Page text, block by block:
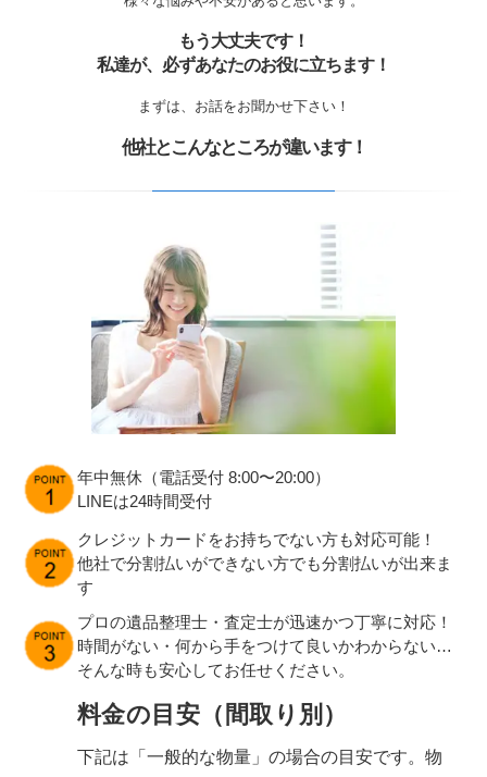
もう大丈夫です！
私達が、必ずあなたのお役に立ちます！
まずは、お話をお聞かせ下さい！
他社とこんなところが違います！
年中無休（電話受付 8:00〜20:00）
LINEは24時間受付
クレジットカードをお持ちでない方も対応可能！
他社で分割払いができない方でも分割払いが出来ま
す
プロの遺品整理士・査定士が迅速かつ丁寧に対応！
時間がない・何から手をつけて良いかわからない…
そんな時も安心してお任せください。
料金の目安（間取り別）
下記は「一般的な物量」の場合の目安です。物